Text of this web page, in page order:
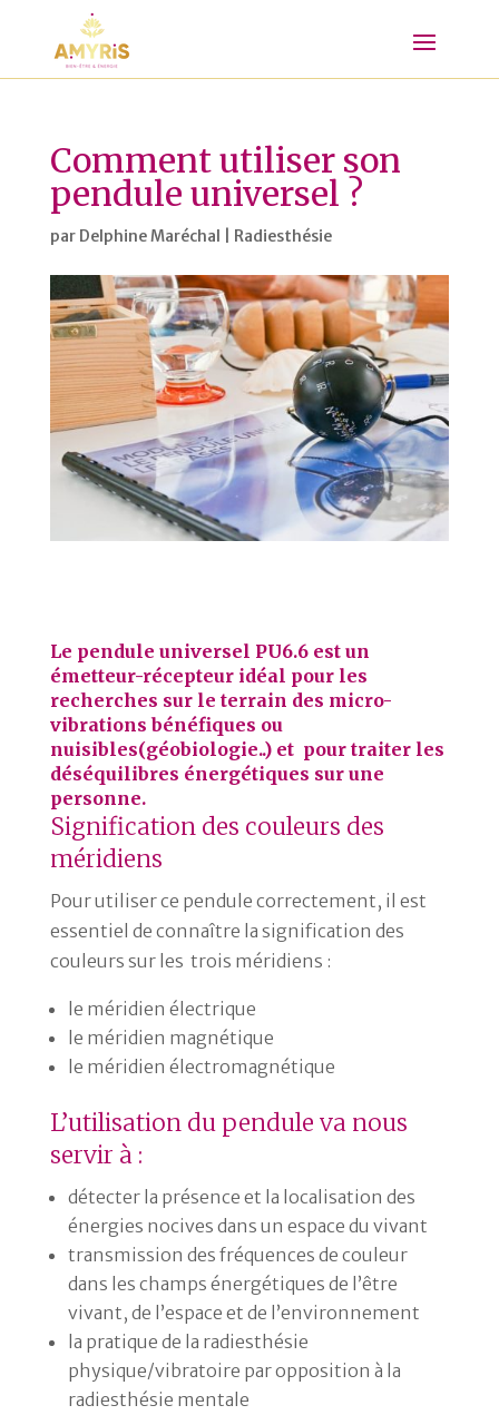
Comment utiliser son
pendule universel ?
par Delphine Maréchal Radiesthésie
Le pendule universel PU6.6 est un
émetteur-récepteur idéal pour les
recherches sur le terrain des micro-
vibrations bénéfiques ou
nuisibles(géobiologie..) et pour traiter les
déséquilibres énergétiques sur une
personne.
Signification des couleurs des
méridiens
Pour utiliser ce pendule correctement, il est
essentiel de connaître la signification des
couleurs sur les trois méridiens :
le méridien électrique
le méridien magnétique
le méridien électromagnétique
L’utilisation du pendule va nous
servir à :
détecter la présence et la localisation des
énergies nocives dans un espace du vivant
transmission des fréquences de couleur
dans les champs énergétiques de l’être
vivant, de l’espace et de l’environnement
la pratique de la radiesthésie
physique/vibratoire par opposition à la
radiesthésie mentale